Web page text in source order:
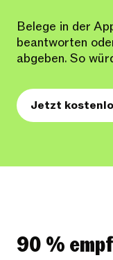
Belege in der
beantworten
abgeben. So
Jetzt
90 %